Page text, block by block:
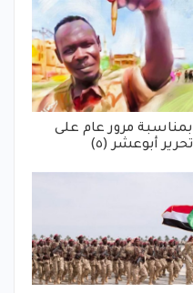
بمناسبة مرور عام على
تحرير أبوعشر (٥)